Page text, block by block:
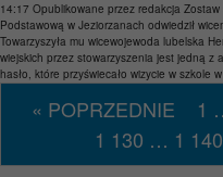
14:17 Opublikowane przez redakcja Zostaw
Podstawową w Jeziorzanach odwiedził
Towarzyszyła mu wicewojewoda lubelska
wiejskich przez stowarzyszenia jest jedną
hasło, które przyświecało wizycie w szkole
« POPRZEDNIE 1
1 130 … 1 140